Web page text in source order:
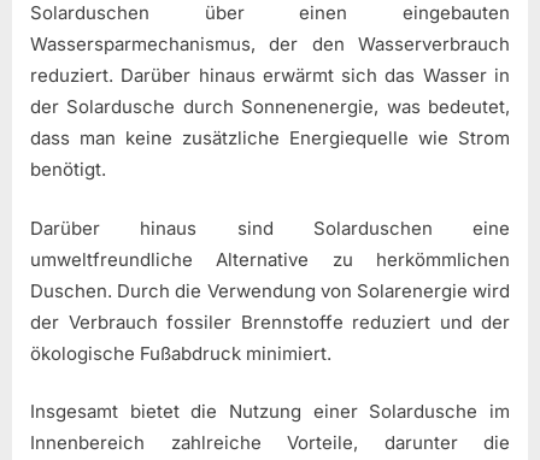
Solarduschen über einen eingebauten
Wassersparmechanismus, der den Wasserverbrauch
reduziert. Darüber hinaus erwärmt sich das Wasser in
der Solardusche durch Sonnenenergie, was bedeutet,
dass man keine zusätzliche Energiequelle wie Strom
benötigt.
Darüber hinaus sind Solarduschen eine
umweltfreundliche Alternative zu herkömmlichen
Duschen. Durch die Verwendung von Solarenergie wird
der Verbrauch fossiler Brennstoffe reduziert und der
ökologische Fußabdruck minimiert.
Insgesamt bietet die Nutzung einer Solardusche im
Innenbereich zahlreiche Vorteile, darunter die